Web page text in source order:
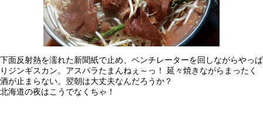
下面反射熱を濡れた新聞紙で止め、ベンチレーターを回しながらやっぱ
りジンギスカン。アスパラたまんねぇ～っ！ 延々焼きながらまったく
酒が止まらない。翌朝は大丈夫なんだろうか？
北海道の夜はこうでなくちゃ！